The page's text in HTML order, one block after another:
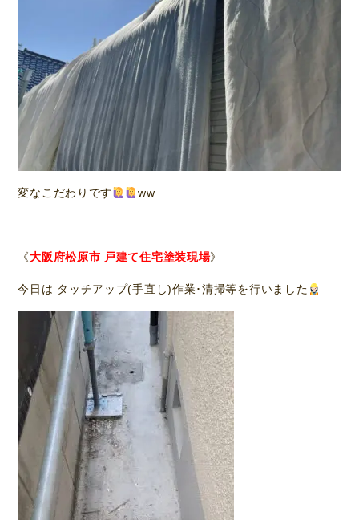
変なこだわりです ww
《大阪府松原市 戸建て住宅塗装現場》
今日は タッチアップ(手直し)作業･清掃等を行いました